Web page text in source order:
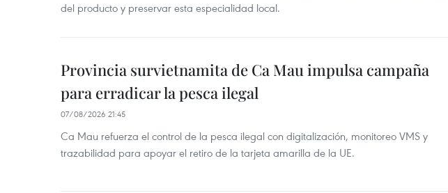
del producto y preservar esta especialidad local.
Provincia survietnamita de Ca Mau impulsa campaña
para erradicar la pesca ilegal
07/08/2026 21:45
Ca Mau refuerza el control de la pesca ilegal con digitalización, monitoreo VMS y
trazabilidad para apoyar el retiro de la tarjeta amarilla de la UE.